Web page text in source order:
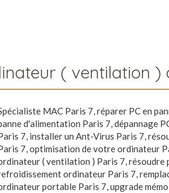
( ventilation )
MAC Paris 7,réparer PC en
d'alimentation Paris 7,dépannage
7, installer un Ant-Virus Paris 7,
7,optimisation de votre ordinateur
( ventilation ) Paris 7,résoudre
ordinateur Paris 7,
portable Paris 7,upgrade